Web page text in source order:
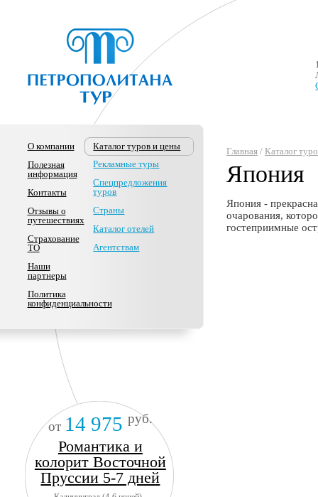
О компании
Полезная
информация
Контакты
Отзывы о
путешествиях
Страхование
ТО
Наши
партнеры
Политика
конфиденциальности
Каталог туров и цены
Рекламные туры
Спецпредложения
туров
Страны
Каталог отелей
Агентствам
от 14 975 руб.
Романтика и
колорит Восточной
Пруссии 5-7 дней
Главная /Каталог
Япония
Япония -
очарования,
гостеприимные